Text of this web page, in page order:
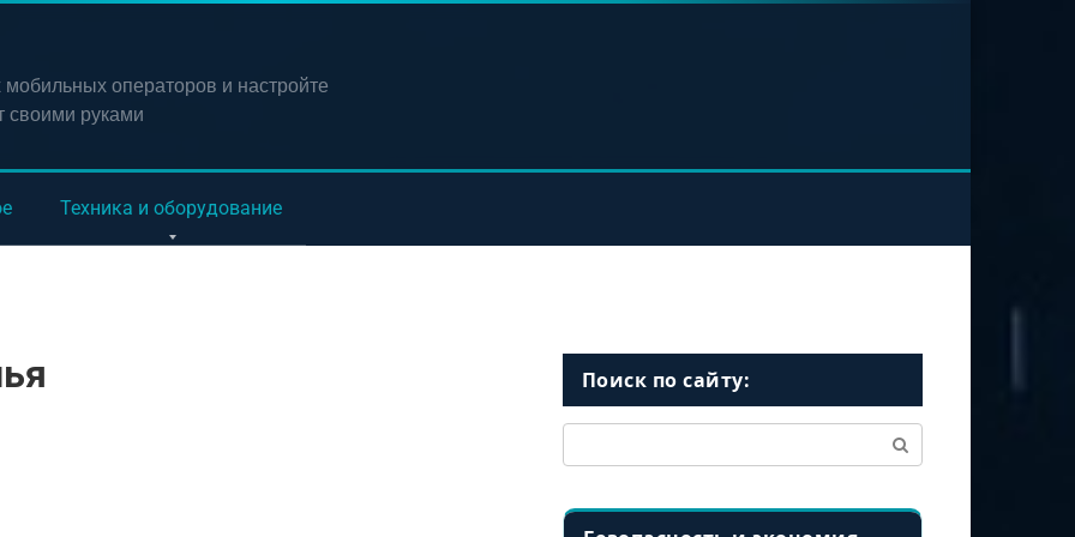
мобильных операторов и настройте
своими руками
Техника и оборудование
Поиск по сайту: